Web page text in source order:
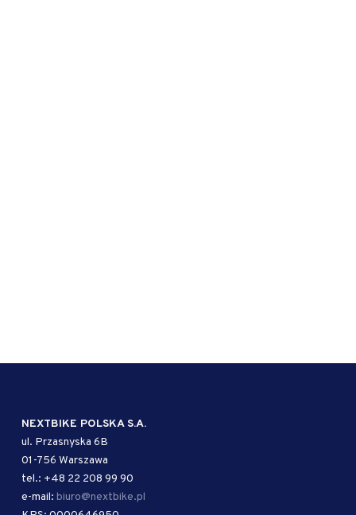
NEXTBIKE POLSKA S.A.
ul. Przasnyska 6B
01-756 Warszawa
tel.: +48 22 208 99 90
e-mail: biuro@nextbike.pl